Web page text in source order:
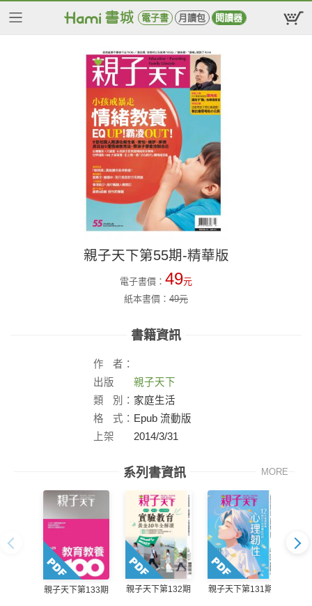
電子書 月讀包 閱讀器
親子天下第55期-精華版
電子書價： 49元
紙本書價： 49元
書籍資訊
作
者：
出版
社：
親子天下
類
別： 家庭生活
格
式： Epub 流動版
上架
2014/3/31
系列書資訊 MORE
親子天下第133期 親子天下第132期 親子天下第131期